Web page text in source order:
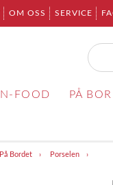
OM OSS SERVICE
FOOD PÅ
På Bordet Porselen